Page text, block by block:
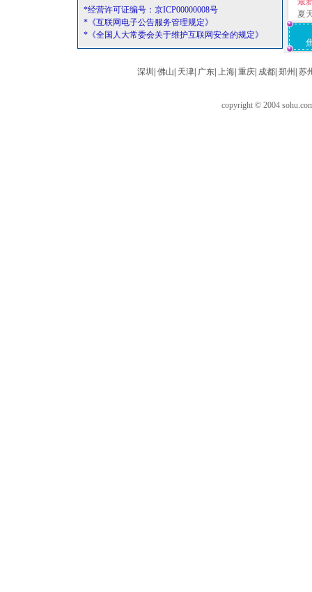
*经营许可证编号：京ICP00000008号
*《互联网电子公告服务管理规定》
*《全国人大常委会关于维护互联网安全的规定》
夏
深圳 佛山 天津| 广东| 上海| 重庆| 成都| 郑州 苏
copyright © 2004